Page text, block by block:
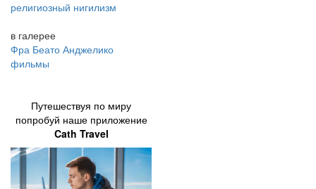
религиозный нигилизм
в галерее
Фра Беато Анджелико
фильмы
Путешествуя по миру
попробуй наше приложение
Cath Travel